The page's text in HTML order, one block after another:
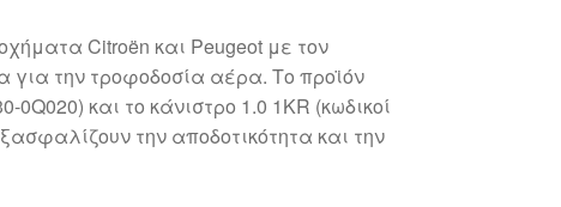
Citroën και Peugeot με τον
την τροφοδοσία αέρα. Το προϊόν
και το κάνιστρο 1.0 1KR (κωδικοί
την αποδοτικότητα και την